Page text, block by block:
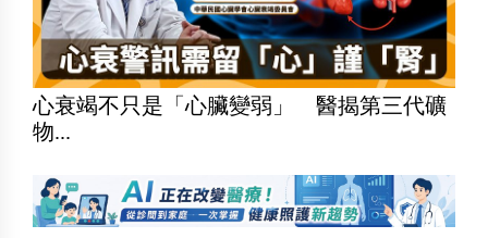
心衰竭不只是「心臟變弱」 醫揭第三代礦
物...